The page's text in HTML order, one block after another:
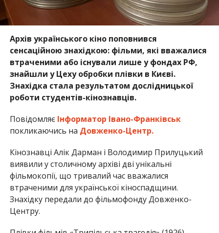
Архів українського кіно поповнився
сенсаційною знахідкою: фільми, які вважалися
втраченими або існували лише у фондах РФ,
знайшли у Цеху обробки плівки в Києві.
Знахідка стала результатом дослідницької
роботи студентів-кінознавців.
Повідомляє Інформатор Івано-Франківськ
покликаючись на Довженко-Центр.
Кінознавці Алік Дарман і Володимир Прилуцький
виявили у столичному архіві дві унікальні
фільмокопії, що тривалий час вважалися
втраченими для української кіноспадщини.
Знахідку передали до фільмофонду Довженко-
Центру.